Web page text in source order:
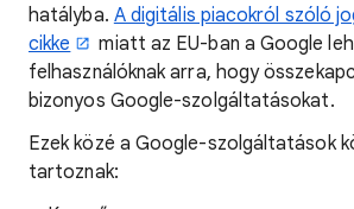
hatályba. A digitális piacokról szóló
cikke
miatt az EU-ban a Google
felhasználóknak arra, hogy
bizonyos Google-szolgáltatásokat.
Ezek közé a Google-szolgáltatások
tartoznak: